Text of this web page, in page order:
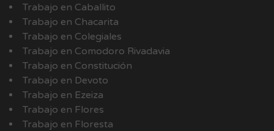
Trabajo en Caballito
Trabajo en Chacarita
Trabajo en Colegiales
Trabajo en Comodoro Rivadavia
Trabajo en Constitución
Trabajo en Devoto
Trabajo en Ezeiza
Trabajo en Flores
Trabajo en Floresta